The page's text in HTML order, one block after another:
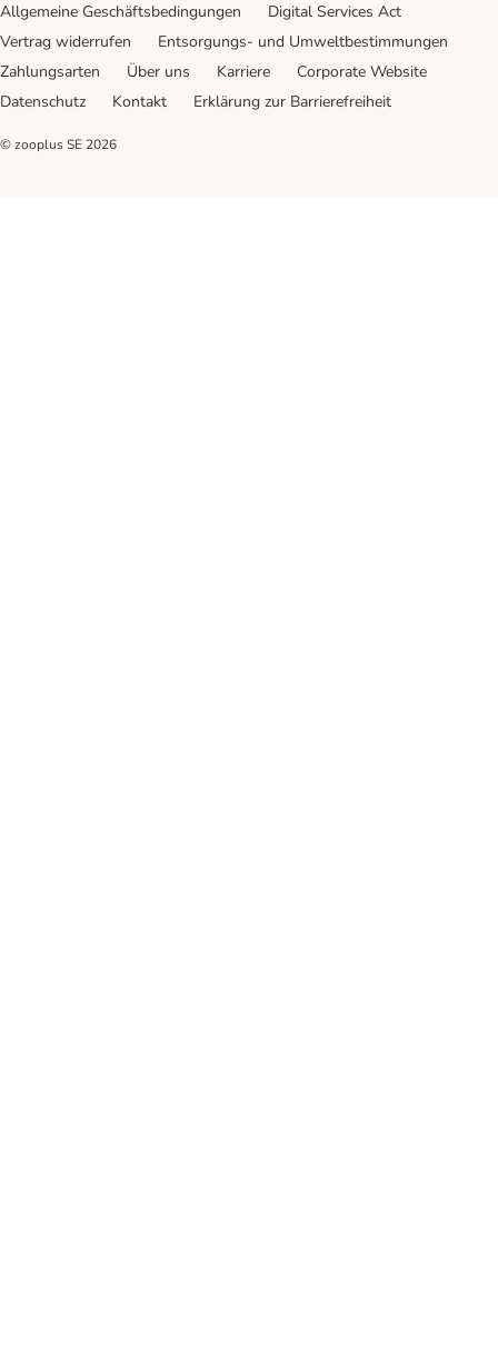
Allgemeine Geschäftsbedingungen
Digital Services Act
Vertrag widerrufen
Entsorgungs- und Umweltbestimmungen
Zahlungsarten
Über uns Karriere
Corporate Website
Datenschutz
Kontakt Erklärung zur Barrierefreiheit
© zooplus SE 2026